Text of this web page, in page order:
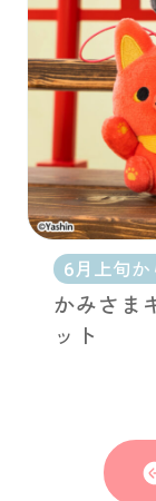
6月上旬か
かみさま
ット